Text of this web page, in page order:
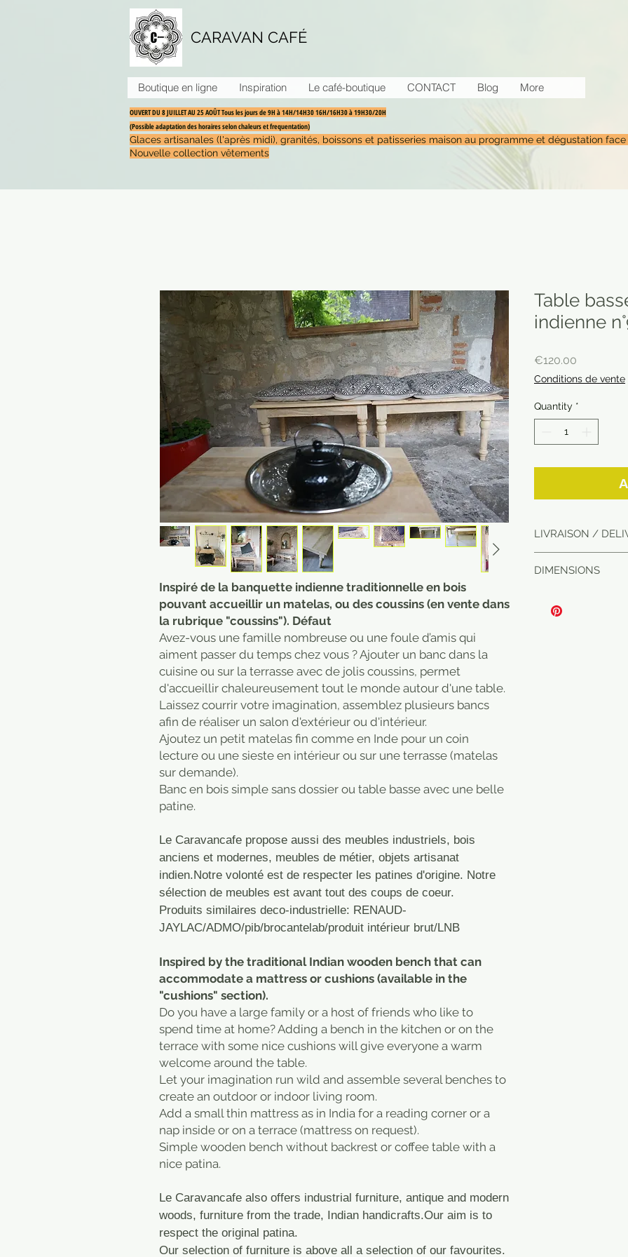
CARAVAN CAFÉ
Boutique en ligne Inspiration Le café-boutique CONTACT Blog More
OUVERT DU 8 JUILLET AU 25 AOÛT Tous les jours de 9H à 14H/14H30 16H/16H30 à 19H30/20H
(Possible adaptation des horaires selon chaleurs et frequentation)
Glaces artisanales (l'après midi), granités, boissons et patisseries maison au programme et dégustation face
Nouvelle collection vêtements
Inspiré de la banquette indienne traditionnelle en bois
pouvant accueillir un matelas, ou des coussins (en vente dans
la rubrique "coussins"). Défaut
Avez-vous une famille nombreuse ou une foule d’amis qui
aiment passer du temps chez vous ? Ajouter un banc dans la
cuisine ou sur la terrasse avec de jolis coussins, permet
d'accueillir chaleureusement tout le monde autour d'une table.
Laissez courrir votre imagination, assemblez plusieurs bancs
afin de réaliser un salon d'extérieur ou d'intérieur.
Ajoutez un petit matelas fin comme en Inde pour un coin
lecture ou une sieste en intérieur ou sur une terrasse (matelas
sur demande).
Banc en bois simple sans dossier ou table basse avec une belle
patine.
Le Caravancafe propose aussi des meubles industriels, bois
anciens et modernes, meubles de métier, objets artisanat
indien.Notre volonté est de respecter les patines d'origine. Notre
sélection de meubles est avant tout des coups de coeur.
Produits similaires deco-industrielle: RENAUD-
JAYLAC/ADMO/pib/brocantelab/produit intérieur brut/LNB
Inspired by the traditional Indian wooden bench that can
accommodate a mattress or cushions (available in the
"cushions" section).
Do you have a large family or a host of friends who like to
spend time at home? Adding a bench in the kitchen or on the
terrace with some nice cushions will give everyone a warm
welcome around the table.
Let your imagination run wild and assemble several benches to
create an outdoor or indoor living room.
Add a small thin mattress as in India for a reading corner or a
nap inside or on a terrace (mattress on request).
Simple wooden bench without backrest or coffee table with a
nice patina.
Le Caravancafe also offers industrial furniture, antique and modern
woods, furniture from the trade, Indian handicrafts.Our aim is to
respect the original patina.
Our selection of furniture is above all a selection of our favourites.
Table
indienne
€120.00
Conditions de vente
Quantity *
LIVRAISON /
Calcul du port au
Postage is
DIMENSIONS